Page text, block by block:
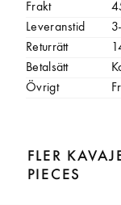
Frakt
Leveranstid
Returrätt
Betalsätt
Övrigt
FLER
PIECES